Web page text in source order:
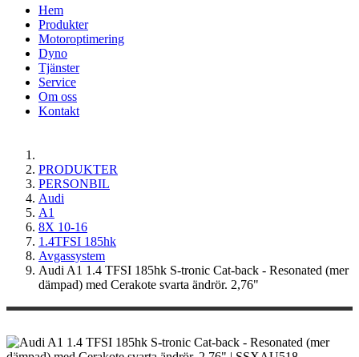
Hem
Produkter
Motoroptimering
Dyno
Tjänster
Service
Om oss
Kontakt
PRODUKTER
PERSONBIL
Audi
A1
8X 10-16
1.4TFSI 185hk
Avgassystem
Audi A1 1.4 TFSI 185hk S-tronic Cat-back - Resonated (mer
dämpad) med Cerakote svarta ändrör. 2,76"